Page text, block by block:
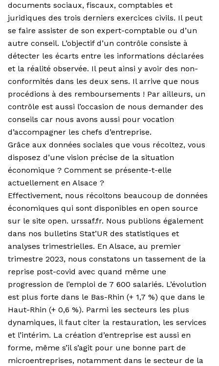
documents sociaux, fiscaux, comptables et
juridiques des trois derniers exercices civils. Il peut
se faire assister de son expert-comptable ou d’un
autre conseil. L’objectif d’un contrôle consiste à
détecter les écarts entre les informations déclarées
et la réalité observée. Il peut ainsi y avoir des non-
conformités dans les deux sens. Il arrive que nous
procédions à des remboursements ! Par ailleurs, un
contrôle est aussi l’occasion de nous demander des
conseils car nous avons aussi pour vocation
d’accompagner les chefs d’entreprise.
Grâce aux données sociales que vous récoltez, vous
disposez d’une vision précise de la situation
économique ? Comment se présente-t-elle
actuellement en Alsace ?
Effectivement, nous récoltons beaucoup de données
économiques qui sont disponibles en open source
sur le site open. urssaf.fr. Nous publions également
dans nos bulletins Stat’UR des statistiques et
analyses trimestrielles. En Alsace, au premier
trimestre 2023, nous constatons un tassement de la
reprise post-covid avec quand même une
progression de l’emploi de 7 600 salariés. L’évolution
est plus forte dans le Bas-Rhin (+ 1,7 %) que dans le
Haut-Rhin (+ 0,6 %). Parmi les secteurs les plus
dynamiques, il faut citer la restauration, les services
et l’intérim. La création d’entreprise est aussi en
forme, même s’il s’agit pour une bonne part de
microentreprises, notamment dans le secteur de la